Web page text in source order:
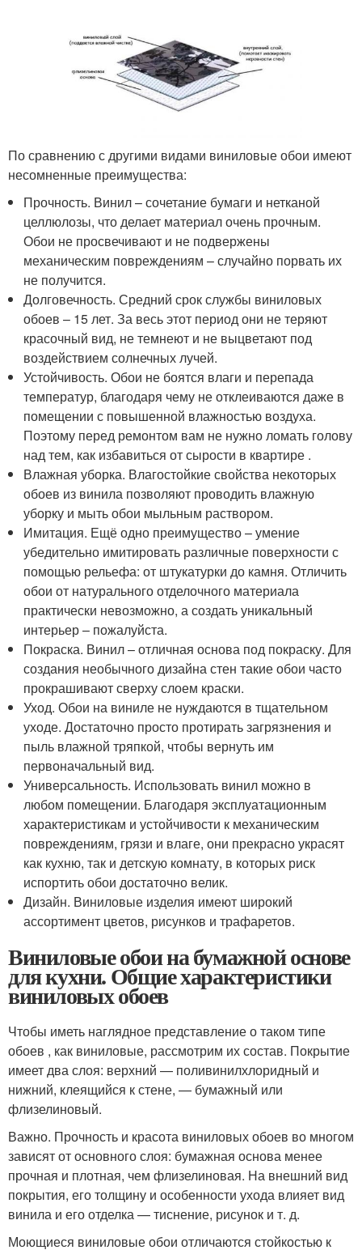
По сравнению с другими видами виниловые обои имеют
несомненные преимущества:
Прочность. Винил – сочетание бумаги и нетканой
целлюлозы, что делает материал очень прочным.
Обои не просвечивают и не подвержены
механическим повреждениям – случайно порвать их
не получится.
Долговечность. Средний срок службы виниловых
обоев – 15 лет. За весь этот период они не теряют
красочный вид, не темнеют и не выцветают под
воздействием солнечных лучей.
Устойчивость. Обои не боятся влаги и перепада
температур, благодаря чему не отклеиваются даже в
помещении с повышенной влажностью воздуха.
Поэтому перед ремонтом вам не нужно ломать голову
над тем, как избавиться от сырости в квартире .
Влажная уборка. Влагостойкие свойства некоторых
обоев из винила позволяют проводить влажную
уборку и мыть обои мыльным раствором.
Имитация. Ещё одно преимущество – умение
убедительно имитировать различные поверхности с
помощью рельефа: от штукатурки до камня. Отличить
обои от натурального отделочного материала
практически невозможно, а создать уникальный
интерьер – пожалуйста.
Покраска. Винил – отличная основа под покраску. Для
создания необычного дизайна стен такие обои часто
прокрашивают сверху слоем краски.
Уход. Обои на виниле не нуждаются в тщательном
уходе. Достаточно просто протирать загрязнения и
пыль влажной тряпкой, чтобы вернуть им
первоначальный вид.
Универсальность. Использовать винил можно в
любом помещении. Благодаря эксплуатационным
характеристикам и устойчивости к механическим
повреждениям, грязи и влаге, они прекрасно украсят
как кухню, так и детскую комнату, в которых риск
испортить обои достаточно велик.
Дизайн. Виниловые изделия имеют широкий
ассортимент цветов, рисунков и трафаретов.
Виниловые обои на бумажной основе
для кухни. Общие характеристики
виниловых обоев
Чтобы иметь наглядное представление о таком типе
обоев , как виниловые, рассмотрим их состав. Покрытие
имеет два слоя: верхний — поливинилхлоридный и
нижний, клеящийся к стене, — бумажный или
флизелиновый.
Важно. Прочность и красота виниловых обоев во многом
зависят от основного слоя: бумажная основа менее
прочная и плотная, чем флизелиновая. На внешний вид
покрытия, его толщину и особенности ухода влияет вид
винила и его отделка — тиснение, рисунок и т. д.
Моющиеся виниловые обои отличаются стойкостью к